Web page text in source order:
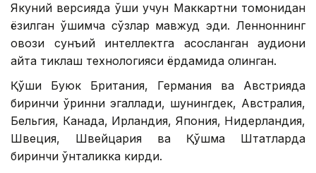
Якуний версияда қўшиқ учун Маккартни томонидан
ёзилган қўшимча сўзлар мавжуд эди. Ленноннинг
овози сунъий интеллектга асосланган аудиони
қайта тиклаш технологияси ёрдамида олинган.
Қўшиқ Буюк Британия, Германия ва Австрияда
биринчи ўринни эгаллади, шунингдек, Австралия,
Бельгия, Канада, Ирландия, Япония, Нидерландия,
Швеция, Швейцария ва Қўшма Штатларда
биринчи ўнталикка кирди.